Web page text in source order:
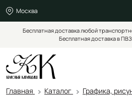
Москва
Бесплатная доставка любой
Бесплатная доставка в
Главная Каталог Графика,